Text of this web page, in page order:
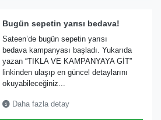
Bugün sepetin yarısı bedava!
Sateen’de bugün sepetin yarısı
bedava kampanyası başladı. Yukarıda
yazan “TIKLA VE KAMPANYAYA GİT”
linkinden ulaşıp en güncel detaylarını
okuyabileceğiniz...
Daha fazla detay